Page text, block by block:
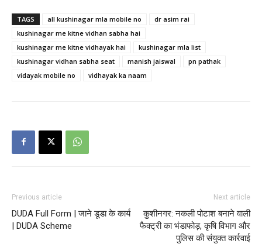
TAGS all kushinagar mla mobile no
dr asim rai
kushinagar me kitne vidhan sabha hai
kushinagar me kitne vidhayak hai
kushinagar mla list
kushinagar vidhan sabha seat
manish jaiswal
pn pathak
vidayak mobile no
vidhayak ka naam
Previous article
DUDA Full Form | जाने डूडा के कार्य
| DUDA Scheme
Next article
कुशीनगर: नकली पोटाश बनाने वाली
फैक्ट्री का भंडाफोड़, कृषि विभाग और
पुलिस की संयुक्त कार्रवाई